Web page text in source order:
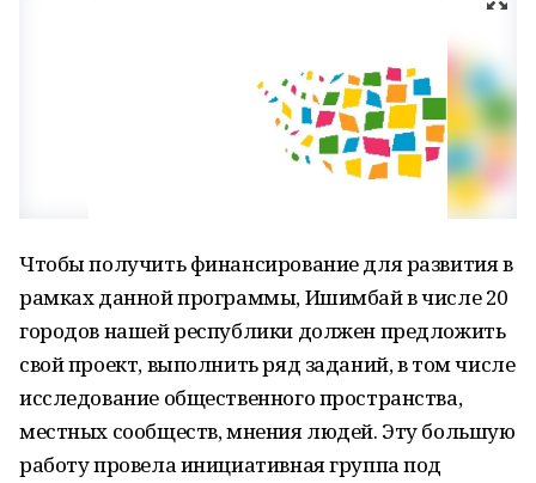
Чтобы получить финансирование для развития в
рамках данной программы, Ишимбай в числе 20
городов нашей республики должен предложить
свой проект, выполнить ряд заданий, в том числе
исследование общественного пространства,
местных сообществ, мнения людей. Эту большую
работу провела инициативная группа под